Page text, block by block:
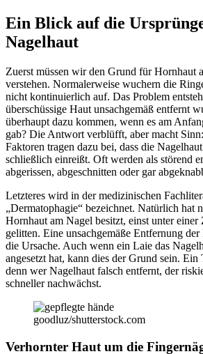
Ein Blick auf die
Nagelhaut
Zuerst müssen wir den Grund für Hornhaut
verstehen. Normalerweise wuchern die
nicht kontinuierlich auf. Das Problem
überschüssige Haut unsachgemäß entfernt
überhaupt dazu kommen, wenn es am
gab? Die Antwort verblüfft, aber macht
Faktoren tragen dazu bei, dass die
schließlich einreißt. Oft werden als störend
abgerissen, abgeschnitten oder gar
Letzteres wird in der medizinischen
„Dermatophagie“ bezeichnet. Natürlich hat
Hornhaut am Nagel besitzt, einst unter einer
gelitten. Eine unsachgemäße Entfernung
die Ursache. Auch wenn ein Laie das
angesetzt hat, kann dies der Grund sein. Ein
denn wer Nagelhaut falsch entfernt, der
schneller nachwächst.
goodluz/shutterstock.com
Verhornter Haut um die